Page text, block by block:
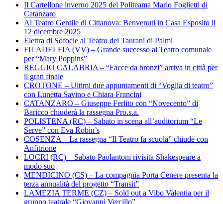
Il Cartellone inverno 2025 del Politeama Mario Foglietti di
Catanzaro
Al Teatro Gentile di Cittanova: Benvenuti in Casa Esposito il
12 dicembre 2025
Elettra di Sofocle al Teatro dei Taurani di Palmi
FILADELFIA (VV) – Grande successo al Teatro comunale
per “Mary Poppins”
REGGIO CALABRIA – “Facce da bronzi” arriva in città per
il gran finale
CROTONE – Ultimi due appuntamenti di “Voglia di teatro”
con Lunetta Savino e Chiara Francini
CATANZARO – Giuseppe Ferlito con “Novecento” di
Baricco chiuderà la rassegna Pro.s.a.
POLISTENA (RC) – Sabato in scena all’auditorium “Le
Serve” con Eva Robin’s
COSENZA – La rassegna “Il Teatro fa scuola” chiude con
Anfitrione
LOCRI (RC) – Sabato Paolantoni rivisita Shakespeare a
modo suo
MENDICINO (CS) – La compagnia Porta Cenere presenta la
terza annualità del progetto “Transit”
LAMEZIA TERME (CZ) – Sold out a Vibo Valentia per il
gruppo teatrale “Giovanni Vercillo”